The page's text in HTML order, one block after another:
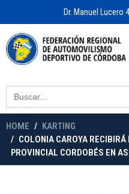
Dr. Manuel Lucero
Search
for:
HOME
KARTING
COLONIA CAROYA
PROVINCIAL CORDOBÉS EN